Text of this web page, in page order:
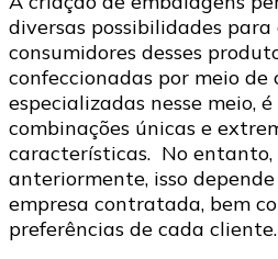
diversas possibilidades para
consumidores desses
confeccionadas por meio de
especializadas nesse meio,
combinações únicas e
características. No entanto,
anteriormente, isso
empresa contratada, bem
preferências de cada